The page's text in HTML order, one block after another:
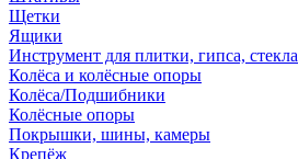
Щетки
Ящики
Инструмент для плитки, гипса, стекла
Колёса и колёсные опоры
Колёса/Подшибники
Колёсные опоры
Покрышки, шины, камеры
Крепёж